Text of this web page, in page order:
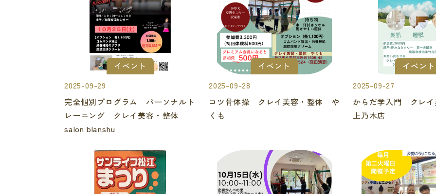
イベント
2025-09-29
完全個別プログラム パーソナルト
レーニング クレイ美容・整体
salon blanshu
イベント
2025-09-28
コツ骨体操 クレイ美容・整体 や
くも
イベント
2025-09-27
からだ学入門 クレ
上乃木店